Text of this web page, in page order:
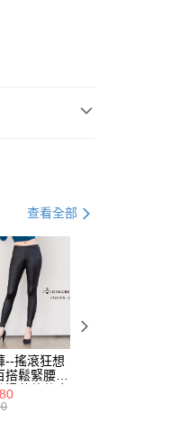
確認付款後即
訂單將自動取
系統評分，恕
日後寄送繳費提
營門市／銀行轉
司）所提供，讓
買賣／分期付
款。
店將以您的個人
、處理及利
及更正。
AFTEE先享後
帳。
透過四大超商
。
消訂單，請聯
需透過AFTEE
為準，若有關於
AFTEE先享後
home
起
查看全部
--搖滾狂想
搭鬆緊腰頭
滑薄款仿皮
6L)-R179